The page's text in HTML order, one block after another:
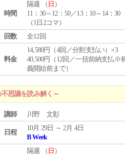
時間
隔週 （ 日 ）
11：30～12：50／13：10～14：30
（1日2コマ）
回数
全12回
料金
14,580円（4回／分割支払い）×3
40,500円（12回／一括前納支払※
義開始前まで）
思議を読み解く～
講師 川野 文彰
日程
10月 29日 ～ 2月 4日
B Week
隔週 （ 日 ）